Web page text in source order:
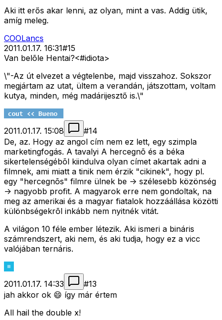
Aki itt erős akar lenni, az olyan, mint a vas. Addig ütik,
amíg meleg.
COOLancs
2011.01.17. 16:31#15
Van belõle Hentai?<#idiota>
\"-Az út elvezet a végtelenbe, majd visszahoz. Sokszor
megjártam az utat, ültem a verandán, játszottam, voltam
kutya, minden, még madárijesztő is.\"
2011.01.17. 15:08 #14
De, az. Hogy az angol cím nem ez lett, egy szimpla
marketingfogás. A tavalyi A hercegnõ és a béka
sikertelenségébõl kiindulva olyan címet akartak adni a
filmnek, ami miatt a tinik nem érzik "cikinek", hogy pl.
egy "hercegnõs" filmre ülnek be -> szélesebb közönség
-> nagyobb profit. A magyarok erre nem gondoltak, na
meg az amerikai és a magyar fiatalok hozzáállása közötti
különbségekrõl inkább nem nyitnék vitát.
A világon 10 féle ember létezik. Aki ismeri a bináris
számrendszert, aki nem, és aki tudja, hogy ez a vicc
valójában ternáris.
2011.01.17. 14:33 #13
jah akkor ok 😄 így már értem
All hail the double x!